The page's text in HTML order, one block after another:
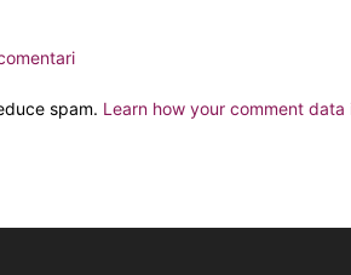
spam. Learn how your comment data